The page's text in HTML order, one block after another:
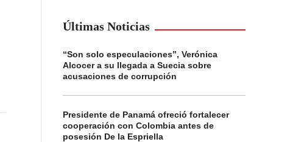
Últimas Noticias
“Son solo especulaciones”, Verónica
Alcocer a su llegada a Suecia sobre
acusaciones de corrupción
Presidente de Panamá ofreció fortalecer
cooperación con Colombia antes de
posesión De la Espriella